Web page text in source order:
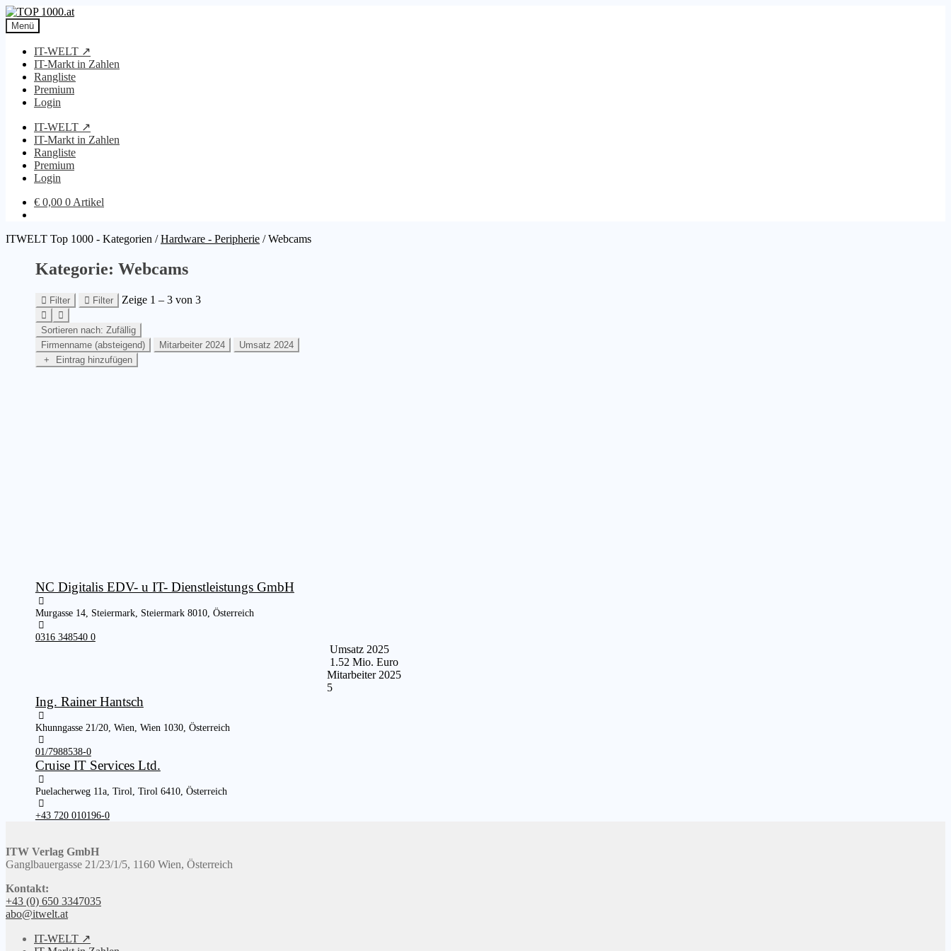
Zur
Navigation
springen
Zum
Inhalt
springen
Menü
IT-WELT ↗
IT-Markt in Zahlen
Rangliste
Premium
Login
IT-WELT ↗
IT-Markt in Zahlen
Rangliste
Premium
Login
€ 0,00 0 Artikel
ITWELT Top 1000 - Kategorien /Hardware - Peripherie /Webcams
Kategorie: Webcams
Filter Filter Zeige 1 – 3 von 3
Sortieren nach: Zufällig
Firmenname (absteigend)
Mitarbeiter 2024
Umsatz 2024
Eintrag hinzufügen
NC Digitalis EDV- u IT- Dienstleistungs GmbH
Murgasse 14, Steiermark, Steiermark 8010, Österreich
0316 348540 0
Umsatz 2025
1.52 Mio. Euro
Mitarbeiter 2025
5
Ing. Rainer Hantsch
Khunngasse 21/20, Wien, Wien 1030, Österreich
01/7988538-0
Cruise IT Services Ltd.
Puelacherweg 11a, Tirol, Tirol 6410, Österreich
+43 720 010196-0
ITW Verlag GmbH
Ganglbauergasse 21/23/1/5, 1160 Wien, Österreich
Kontakt:
+43 (0) 650 3347035
abo@itwelt.at
IT-WELT ↗